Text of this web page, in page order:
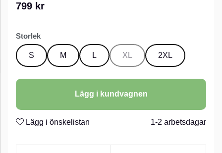
799 kr
Storlek
S M L XL 2XL
Lägg i kundvagnen
Lägg i önskelistan 1-2 arbetsdagar